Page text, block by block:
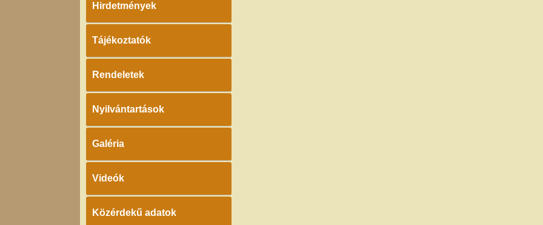
Hirdetmények
Tájékoztatók
Rendeletek
Nyilvántartások
Galéria
Videók
Közérdekű adatok